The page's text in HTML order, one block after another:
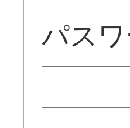
パス